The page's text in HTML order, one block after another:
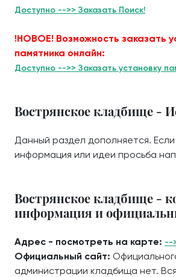
Доступно -->> Заказать Поиск!
!НОВОЕ! Возможность заказать
памятника онлайн:
Доступно -->> Заказать установку
Вострянское кладбище -
Данный раздел дополняется. Если
информация или идеи просьба
Вострянское кладбище -
информация и
Адрес - посмотреть на карте: --
Официальный сайт:
администрации кладбища нет.